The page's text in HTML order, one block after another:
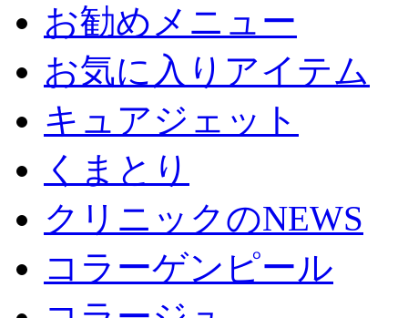
お勧めメニュー
お気に入りアイテム
キュアジェット
くまとり
クリニックのNEWS
コラーゲンピール